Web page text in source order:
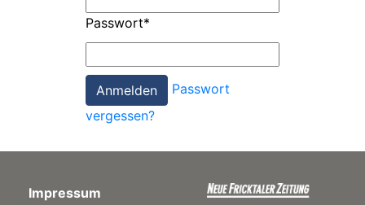
Paper
App
Passwort*
Passwort
vergessen?
Impressum